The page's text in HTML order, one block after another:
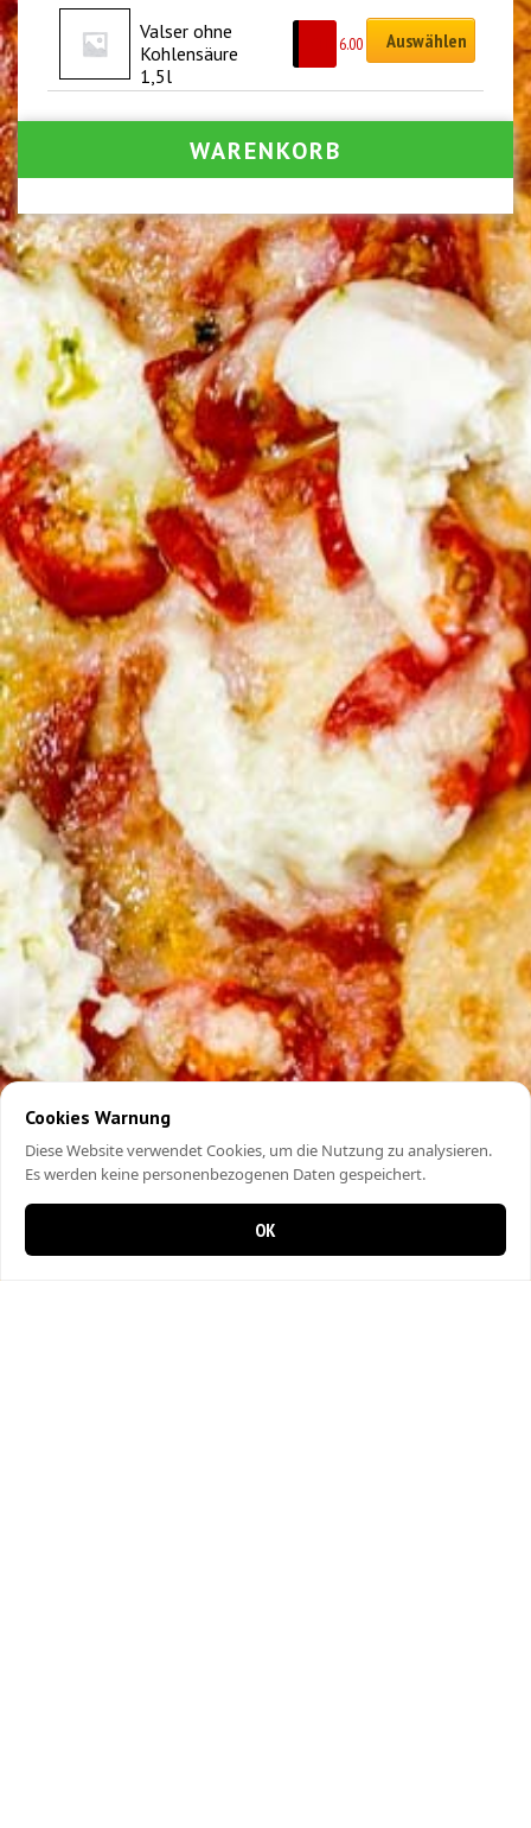
Valser ohne
Kohlensäure
1,5l
6.00 Auswählen
WARENKORB
Cookies Warnung
Diese Website verwendet Cookies, um die Nutzung zu analysieren.
Es werden keine personenbezogenen Daten gespeichert.
OK